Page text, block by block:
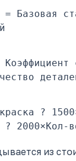
= Базовая
?
2000×Кол-
из